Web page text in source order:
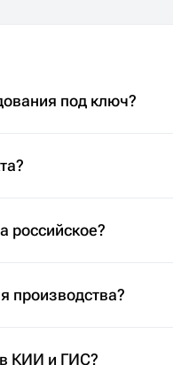
под ключ?
российское?
производства?
КИИ и ГИС?